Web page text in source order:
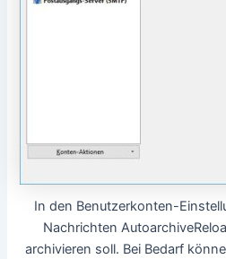
In den Benutzerkonten-
Nachrichten
archivieren soll. Bei Bedarf